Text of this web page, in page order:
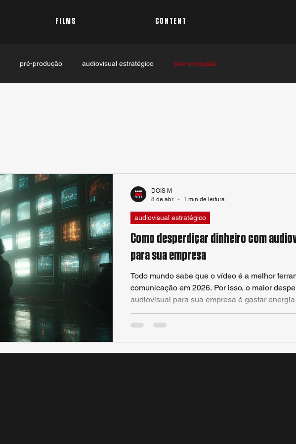
FILMS CONTENT
pré-produção audiovisual estratégico pós-produção
Como desperdiçar dinheiro com
para sua empresa
Todo mundo sabe que o vídeo é a melhor
comunicação em 2026. Por isso, o maior
audiovisual para sua empresa é gastar
produção e deixar o resultado morrer em uma
postagem. Se tu investiu tempo e dinheiro
audiovisual estratégico
DOIS M
8 de abr.
1 min de leitura